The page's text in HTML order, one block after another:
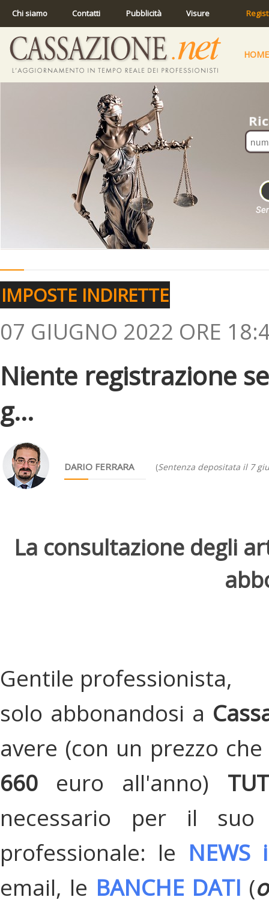
Chi siamo Contatti Pubblicità Visure
HOME
IMPOSTE INDIRETTE
07 GIUGNO 2022 ORE
Niente registrazione
g...
DARIO FERRARA (Sentenza depositata il 7
La consultazione degli
Gentile professionista,
solo abbonandosi a
avere (con un prezzo
660 euro all'anno)
necessario per il suo
professionale: le
email, le BANCHE DATI (